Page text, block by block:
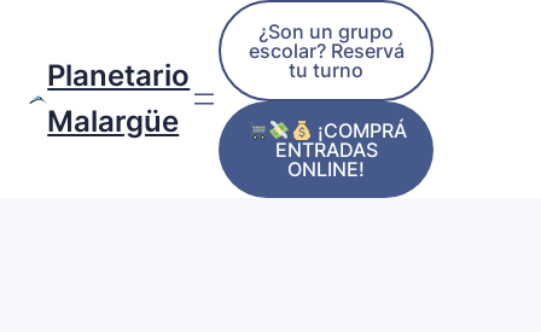
Planetario
Malargüe
¿Son un grupo
escolar? Reservá
tu turno
¡COMPRÁ
ENTRADAS
ONLINE!